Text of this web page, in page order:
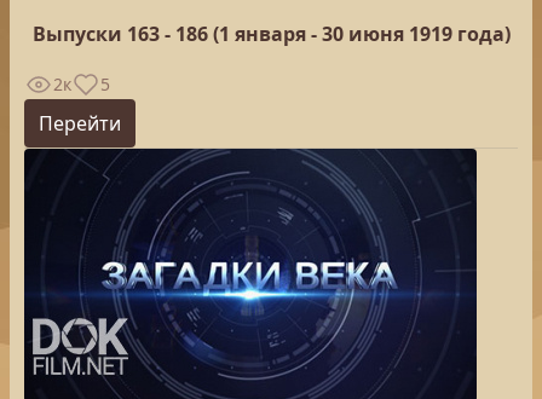
Выпуски 163 - 186 (1 января - 30 июня 1919 года)
2к 5
Перейти